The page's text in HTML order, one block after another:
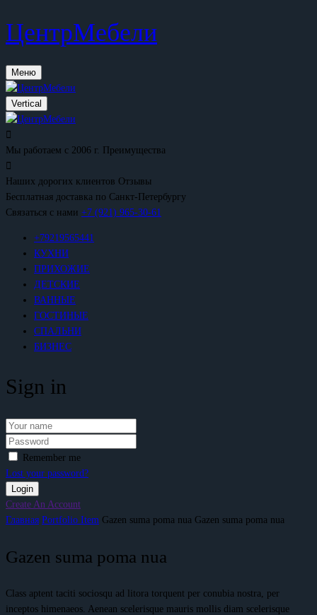
ЦентрМебели
Меню
Vertical
Мы работаем с 2006 г. Преимущества
Наших дорогих клиентов Отзывы
Бесплатная доставка по Санкт-Петербургу
Связаться с нами +7 (921) 965-30-61
+79219565441
КУХНИ
ПРИХОЖИЕ
ДЕТСКИЕ
ВАННЫЕ
ГОСТИНЫЕ
СПАЛЬНИ
БИЗНЕС
Sign in
Remember me
Lost your password?
Create An Account
Главная Portfolio Item Gazen suma poma nua Gazen suma poma nua
Gazen suma poma nua
Class aptent taciti sociosqu ad litora torquent per conubia nostra, per
inceptos himenaeos. Aenean scelerisque mauris mollis diam scelerisque